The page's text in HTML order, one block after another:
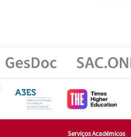
Serviços Académicos